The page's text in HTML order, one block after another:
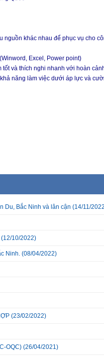
khác nhau để phục vụ cho
Excel, Power point)
và thích nghi nhanh với hoàn
năng làm việc dưới áp lực và
Du, Bắc Ninh và lân cận (14/11/
(12/10/2022)
Ninh. (08/04/2022)
(23/02/2022)
OQC) (26/04/2021)